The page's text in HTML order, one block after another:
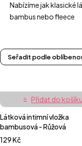
Nabízíme jak klasické
bambus nebo fleece
Seřadit podle
Přidat do košíku
Látková intimní vložka
bambusová - Růžová
129Kč